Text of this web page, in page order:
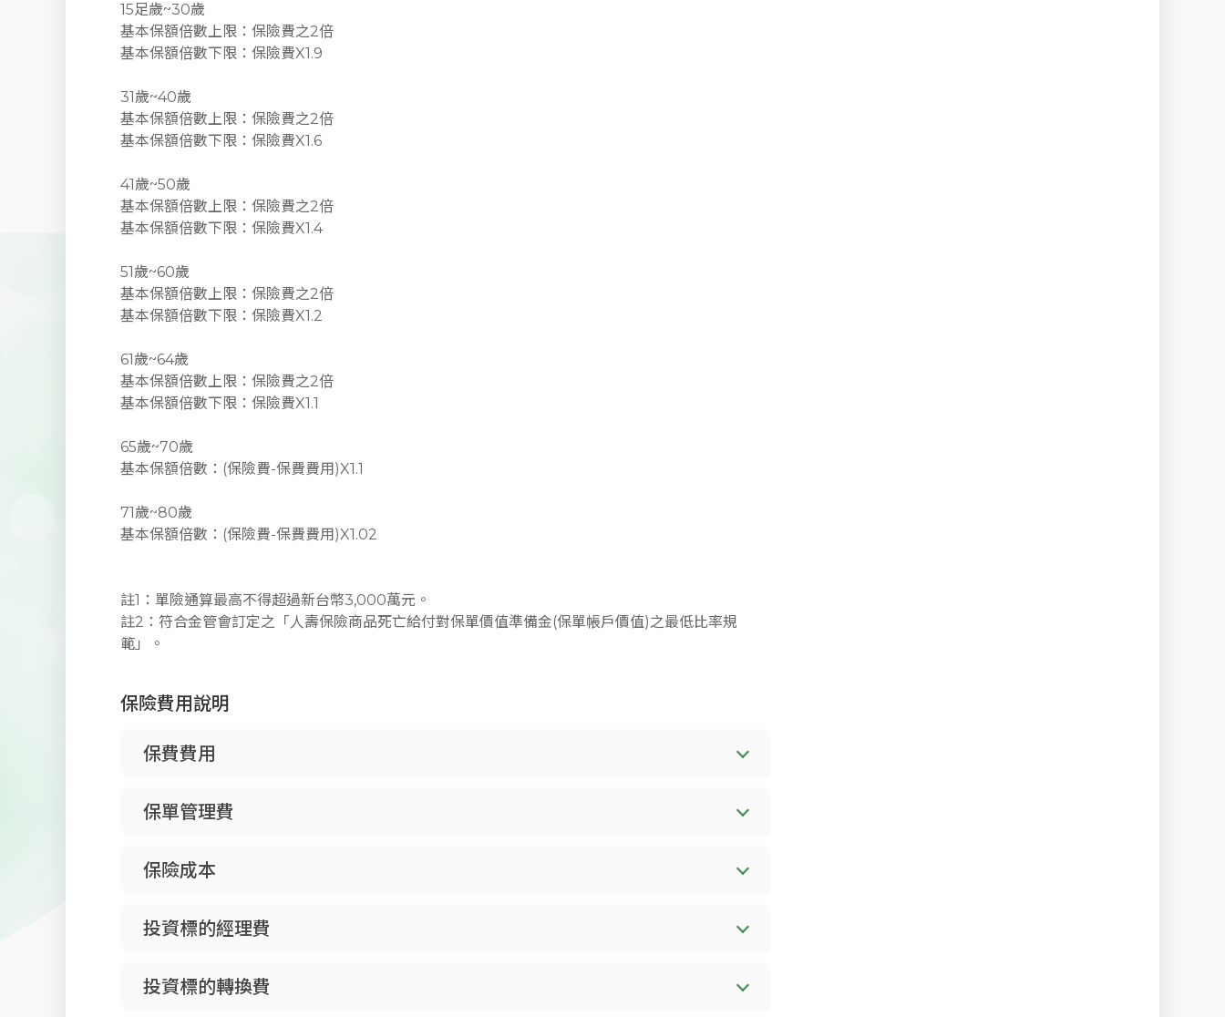
15足歲~30歲
基本保額倍數上限：保險費之2倍
基本保額倍數下限：保險費X1.9
31歲~40歲
基本保額倍數上限：保險費之2倍
基本保額倍數下限：保險費X1.6
41歲~50歲
基本保額倍數上限：保險費之2倍
基本保額倍數下限：保險費X1.4
51歲~60歲
基本保額倍數上限：保險費之2倍
基本保額倍數下限：保險費X1.2
61歲~64歲
基本保額倍數上限：保險費之2倍
基本保額倍數下限：保險費X1.1
65歲~70歲
基本保額倍數：(保險費-保費費用)X1.1
71歲~80歲
基本保額倍數：(保險費-保費費用)X1.02
註1：單險通算最高不得超過新台幣3,000萬元。
註2：符合金管會訂定之「人壽保險商品死亡給付對保單價值準備金(保單帳戶價值)之最低比率規
範」。
保險費用說明
保費費用
保單管理費
保險成本
投資標的經理費
投資標的轉換費